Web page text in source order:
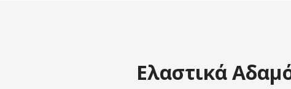
Ελαστικά